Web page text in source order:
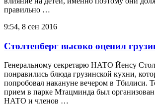
правильно …
9:54, 8 сен 2016
Столтенберг высоко оценил
Генеральному секретарю НАТО Йенсу
понравились блюда грузинской кухни,
попробовал накануне вечером в Тбилиси.
прием в парке Мтацминда был организован
НАТО и членов …